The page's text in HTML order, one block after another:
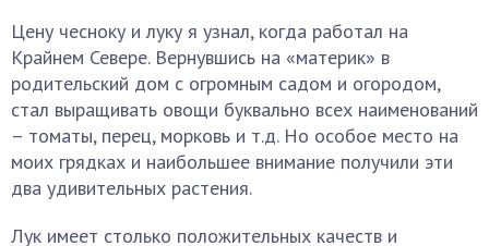
Цену чесноку и луку я узнал, когда работал на
Крайнем Севере. Вернувшись на «материк» в
родительский дом с огромным садом и огородом,
стал выращивать овощи буквально всех наименований
– томаты, перец, морковь и т.д. Но особое место на
моих грядках и наибольшее внимание получили эти
два удивительных растения.
Лук имеет столько положительных качеств и